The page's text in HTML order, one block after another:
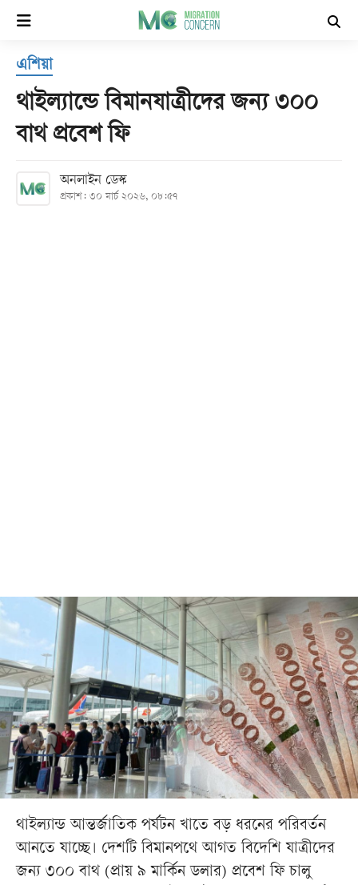
হোম
সর্বশেষ
বিভাগ
এশিয়া
থাইল্যান্ডে বিমানযাত্রীদের জন্য ৩০০
বাথ প্রবেশ ফি
অনলাইন ডেস্ক
প্রকাশ: ৩০ মার্চ ২০২৬, ০৮:৫৭
থাইল্যান্ড আন্তর্জাতিক পর্যটন খাতে বড় ধরনের পরিবর্তন
আনতে যাচ্ছে। দেশটি বিমানপথে আগত বিদেশি যাত্রীদের
জন্য ৩০০ বাথ (প্রায় ৯ মার্কিন ডলার) প্রবেশ ফি চালু